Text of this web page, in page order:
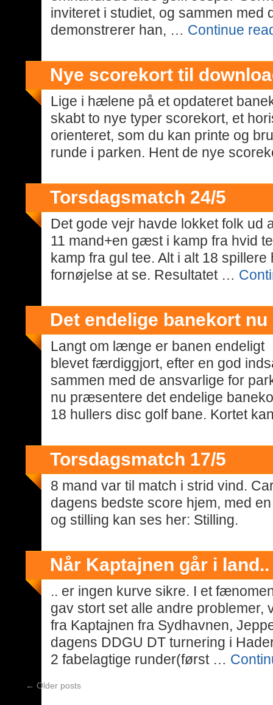
inviteret i studiet, og sammen med
demonstrerer han, … Continue
Nye scorekort til
Lige i hælene på et opdateret
skabt to nye typer scorekort, et
orienteret, som du kan printe og
runde i parken. Hent de nye
Torsdagsmatch 24/5
Det gode vejr havde lokket folk ud
11 mand+en gæst i kamp fra hvid
kamp fra gul tee. Alt i alt 18 spillere
fornøjelse at se. Resultatet …
Det endelige banekort nu
Langt om længe er banen endeligt
blevet færdiggjort, efter en god
sammen med de ansvarlige for
nu præsentere det endelige
18 hullers disc golf bane. Kortet
Torsdagsmatch 17/5
8 mand var til match i strid vind.
dagens bedste score hjem, med en
og stilling kan ses her: Stilling.
Når Kaptajnen går i land..
.. er ingen kurve sikre. I et
gav stort set alle andre problemer,
fra Kaptajnen fra Sydhavnen,
dagens DDGU DT turnering i
2 fabelagtige runder(først …
← Older posts